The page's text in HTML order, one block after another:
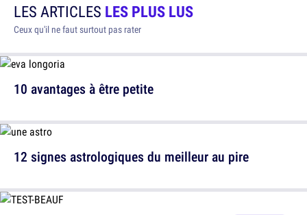
LES ARTICLES LES PLUS LUS
Ceux qu'il ne faut surtout pas rater
10 avantages à être petite
12 signes astrologiques du meilleur au pire